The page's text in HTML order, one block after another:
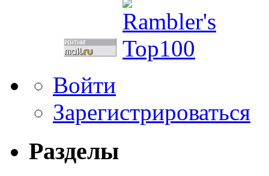
Войти
Зарегистрироваться
Разделы